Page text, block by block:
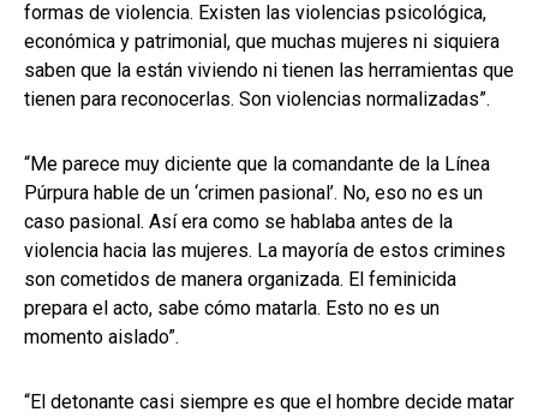
formas de violencia. Existen las violencias psicológica,
económica y patrimonial, que muchas mujeres ni siquiera
saben que la están viviendo ni tienen las herramientas que
tienen para reconocerlas. Son violencias normalizadas”.
“Me parece muy diciente que la comandante de la Línea
Púrpura hable de un ‘crimen pasional’. No, eso no es un
caso pasional. Así era como se hablaba antes de la
violencia hacia las mujeres. La mayoría de estos crimines
son cometidos de manera organizada. El feminicida
prepara el acto, sabe cómo matarla. Esto no es un
momento aislado”.
“El detonante casi siempre es que el hombre decide matar